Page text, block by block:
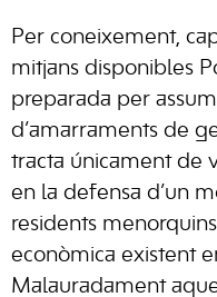
Per coneixement,
mitjans disponibles
preparada per
d’amarraments de
tracta únicament de
en la defensa d’un
residents
econòmica existent
Malauradament